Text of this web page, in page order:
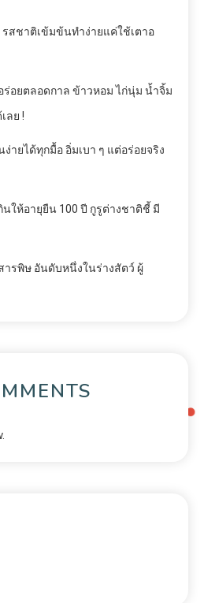
รสชาติเข้มข้นทำง่ายแค่ใช้เตาอ
ร่อยตลอดกาล ข้าวหอม ไก่นุ่ม น้ำจิ้ม
ลย !
ายได้ทุกมื้อ อิ่มเบา ๆ แต่อร่อยจริง
ให้อายุยืน 100 ปี กูรูต่างชาติชี้ มี
รพิษ อันดับหนึ่งในร่างสัตว์ ผู้